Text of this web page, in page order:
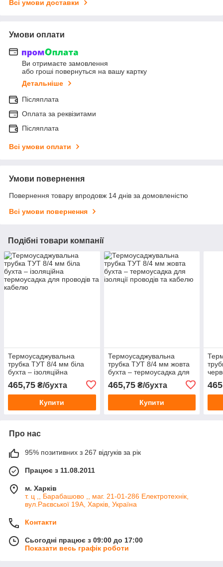
Всі умови доставки
Умови оплати
Ви отримаєте замовлення
або гроші повернуться на вашу картку
Детальніше
Післяплата
Оплата за реквізитами
Післяплата
Всі умови оплати
Умови повернення
Повернення товару впродовж 14 днів за домовленістю
Всі умови повернення
Подібні товари компанії
Термоусаджувальна
трубка ТУТ 8/4 мм біла
бухта – ізоляційна
термоусадка для проводів
та кабелю
465,75 ₴/бухта
Купити
Термоусаджувальна
трубка ТУТ 8/4 мм жовта
бухта – термоусадка для
кабелю
465,75₴/бухта
Купити
Про нас
95% позитивних з 267 відгуків за рік
Працює з 11.08.2011
м. Харків
т. ц ,, Барабашово ,, маг. 21-01-286 Електротехнік,
вул.Раєвської 19А, Харків, Україна
Контакти
Сьогодні працює з 09:00 до 17:00
Показати весь графік роботи